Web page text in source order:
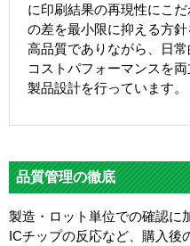
に印刷結果の再現性にこ
の差を最小限に抑える方針
高品質でありながら、日
コストパフォーマンスを
製品設計を行っています。
品質管理の徹底
製造・ロット単位での確認に
ICチップの反応など、購入後